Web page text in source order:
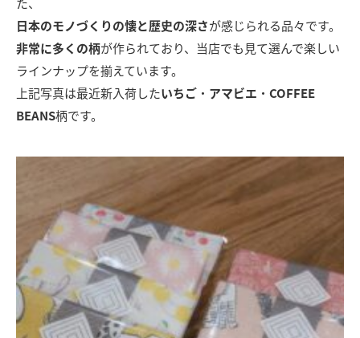
日本のモノづくりの懐と歴史の深さが感じられる品々です。
非常に多くの柄が作られており、当店でも見て選んで楽しい
ラインナップを揃えています。
上記写真は最近新入荷したいちご ・ アマビエ ・ COFFEE
BEANS柄です。